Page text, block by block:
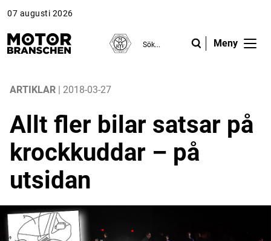
07 augusti 2026
Meny
Reportage
Krönikor
Platsbanken
ARTIKLAR | 2018-03-27
Allt fler bilar satsar på
krockkuddar – på
utsidan